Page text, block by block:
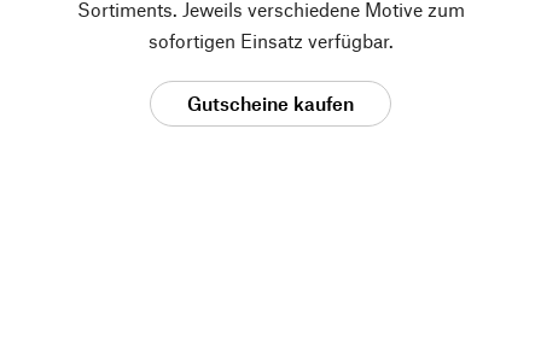
Sortiments. Jeweils verschiedene Motive zum
sofortigen Einsatz verfügbar.
Gutscheine kaufen